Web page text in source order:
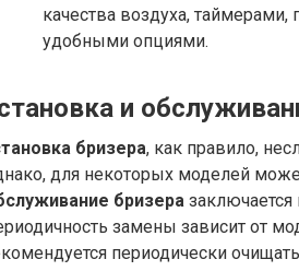
качества воздуха,
удобными опциями.
и
бризера, как правило,
для некоторых моделей
бризера
замены зависит от
периодически